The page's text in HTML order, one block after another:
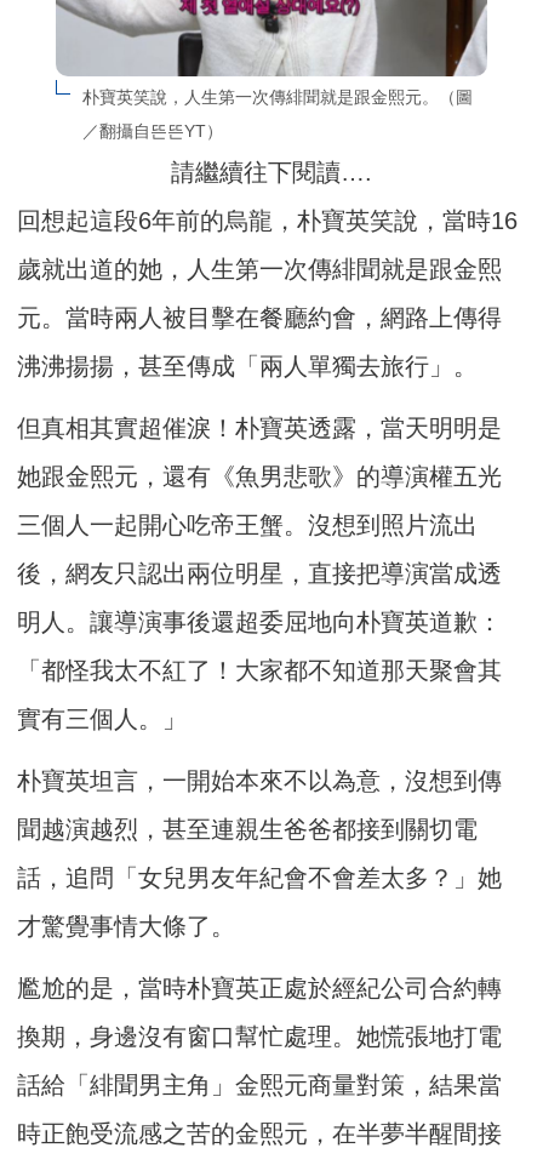
朴寶英笑說，人生第一次傳緋聞就是跟金熙元。（圖
／翻攝自뜬뜬YT）
請繼續往下閱讀….
回想起這段6年前的烏龍，朴寶英笑說，當時16
歲就出道的她，人生第一次傳緋聞就是跟金熙
元。當時兩人被目擊在餐廳約會，網路上傳得
沸沸揚揚，甚至傳成「兩人單獨去旅行」。
但真相其實超催淚！朴寶英透露，當天明明是
她跟金熙元，還有《魚男悲歌》的導演權五光
三個人一起開心吃帝王蟹。沒想到照片流出
後，網友只認出兩位明星，直接把導演當成透
明人。讓導演事後還超委屈地向朴寶英道歉：
「都怪我太不紅了！大家都不知道那天聚會其
實有三個人。」
朴寶英坦言，一開始本來不以為意，沒想到傳
聞越演越烈，甚至連親生爸爸都接到關切電
話，追問「女兒男友年紀會不會差太多？」她
才驚覺事情大條了。
尷尬的是，當時朴寶英正處於經紀公司合約轉
換期，身邊沒有窗口幫忙處理。她慌張地打電
話給「緋聞男主角」金熙元商量對策，結果當
時正飽受流感之苦的金熙元，在半夢半醒間接